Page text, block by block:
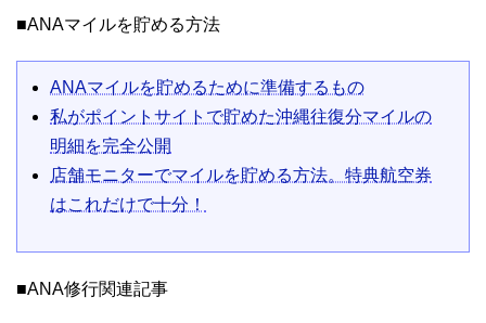
■ANAマイルを貯める方法
ANAマイルを貯めるために準備するもの
私がポイントサイトで貯めた沖縄往復分マイルの
明細を完全公開
店舗モニターでマイルを貯める方法。特典航空券
はこれだけで十分！
■ANA修行関連記事